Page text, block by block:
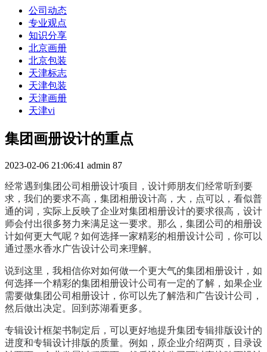
公司动态
专业观点
知识分享
北京画册
北京包装
天津标志
天津包装
天津画册
天津vi
集团画册设计的重点
2023-02-06 21:06:41 admin 87
经常遇到集团公司相册设计项目，设计师朋友们经常听到要
求，我们的要求不高，集团相册设计高，大，点可以，看似普
通的词，实际上反映了企业对集团相册设计的要求很高，设计
师会付出很多努力来满足这一要求。那么，集团公司的相册设
计如何更大气呢？如何选择一家精彩的相册设计公司，你可以
通过墨水香水广告设计公司来理解。
说到这里，我相信你对如何做一个更大气的集团相册设计，如
何选择一个精彩的集团相册设计公司有一定的了解，如果企业
需要做集团公司相册设计，你可以先了解浩和广告设计公司，
然后做出决定。回到苏湖看更多。
专辑设计框架书制定后，可以更好地提升集团专辑排版设计的
进度和专辑设计排版的质量。例如，原企业介绍两页，目录设